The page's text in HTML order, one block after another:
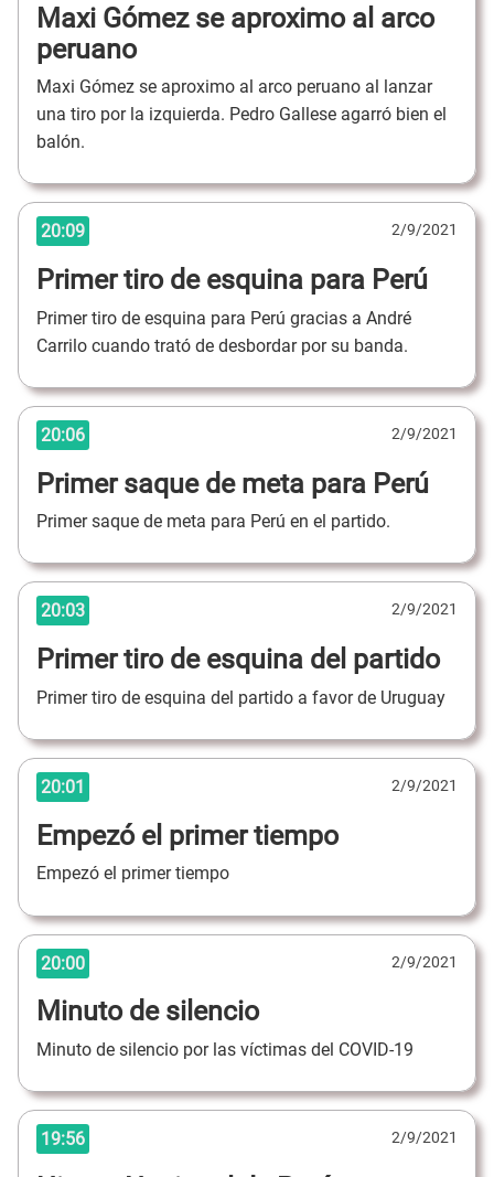
Maxi Gómez se aproximo al arco
peruano
Maxi Gómez se aproximo al arco peruano al lanzar
una tiro por la izquierda. Pedro Gallese agarró bien el
balón.
20:09 2/9/2021
Primer tiro de esquina para Perú
Primer tiro de esquina para Perú gracias a André
Carrilo cuando trató de desbordar por su banda.
20:06 2/9/2021
Primer saque de meta para Perú
Primer saque de meta para Perú en el partido.
20:03 2/9/2021
Primer tiro de esquina del partido
Primer tiro de esquina del partido a favor de Uruguay
20:01 2/9/2021
Empezó el primer tiempo
Empezó el primer tiempo
20:00 2/9/2021
Minuto de silencio
Minuto de silencio por las víctimas del COVID-19
19:56 2/9/2021